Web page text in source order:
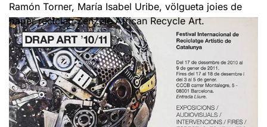
Ramón Torner, María Isabel Uribe, völgueta joies de
paper reciclat, Zenzele African Recycle Art.